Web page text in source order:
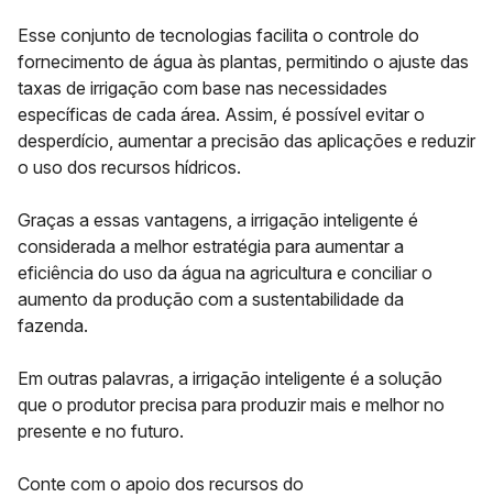
Esse conjunto de tecnologias facilita o controle do
fornecimento de água às plantas, permitindo o ajuste das
taxas de irrigação com base nas necessidades
específicas de cada área. Assim, é possível evitar o
desperdício, aumentar a precisão das aplicações e reduzir
o uso dos recursos hídricos.
Graças a essas vantagens, a irrigação inteligente é
considerada a melhor estratégia para aumentar a
eficiência do uso da água na agricultura e conciliar o
aumento da produção com a sustentabilidade da
fazenda.
Em outras palavras, a irrigação inteligente é a solução
que o produtor precisa para produzir mais e melhor no
presente e no futuro.
Conte com o apoio dos recursos do